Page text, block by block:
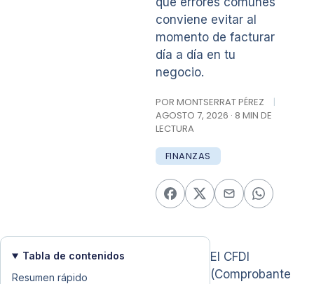
conviene evitar al
momento de facturar
día a día en tu
negocio.
POR MONTSERRAT PÉREZ
|
AGOSTO 7, 2026 · 8 MIN DE
LECTURA
FINANZAS
Tabla de contenidos
Resumen rápido
El CFDI
(Comprobante